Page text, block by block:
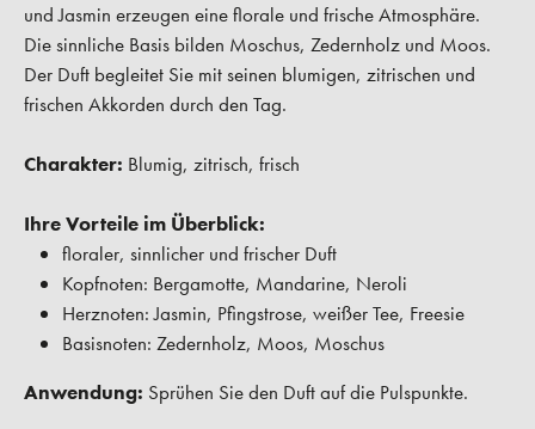
und Jasmin erzeugen eine florale und frische Atmosphäre.
Die sinnliche Basis bilden Moschus, Zedernholz und Moos.
Der Duft begleitet Sie mit seinen blumigen, zitrischen und
frischen Akkorden durch den Tag.
Charakter: Blumig, zitrisch, frisch
Ihre Vorteile im Überblick:
floraler, sinnlicher und frischer Duft
Kopfnoten: Bergamotte, Mandarine, Neroli
Herznoten: Jasmin, Pfingstrose, weißer Tee, Freesie
Basisnoten: Zedernholz, Moos, Moschus
Anwendung: Sprühen Sie den Duft auf die Pulspunkte.